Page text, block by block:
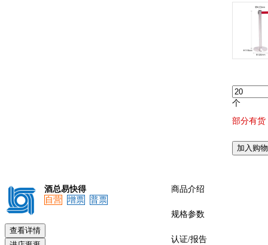
预览
个
部分有货
加入购
酒总易快得
自营
增票 普票
查看详情
商品介绍
规格参数
认证/报告